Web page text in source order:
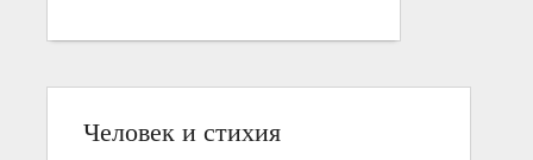
Человек и стихия